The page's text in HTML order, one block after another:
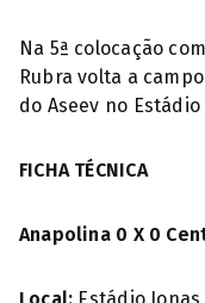
Na 5ª colocação
Rubra volta a
do Aseev no
FICHA TÉCNICA
Anapolina 0 X 0